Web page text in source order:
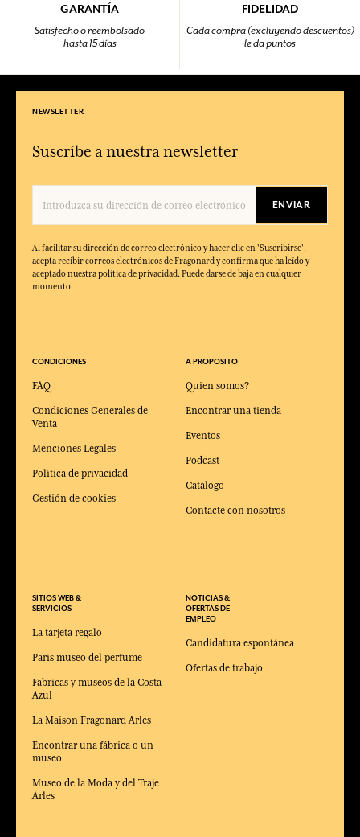
GARANTÍA
Satisfecho o reembolsado
hasta 15 días
FIDELIDAD
Cada compra (excluyendo descuentos)
le da puntos
NEWSLETTER
Suscríbe a nuestra newsletter
ENVIAR
Al facilitar su dirección de correo electrónico y hacer clic en 'Suscribirse',
acepta recibir correos electrónicos de Fragonard y confirma que ha leído y
aceptado nuestra política de privacidad. Puede darse de baja en cualquier
momento.
CONDICIONES
FAQ
Condiciones Generales de
Venta
Menciones Legales
Política de privacidad
Gestión de cookies
SITIOS WEB &
SERVICIOS
La tarjeta regalo
Paris museo del perfume
Fabricas y museos de la Costa
Azul
La Maison Fragonard Arles
Encontrar una fábrica o un
museo
Museo de la Moda y del Traje
Arles
A PROPOSITO
Quien somos?
Encontrar una tienda
Eventos
Podcast
Catálogo
Contacte con nosotros
NOTICIAS &
OFERTAS DE
EMPLEO
Candidatura espontánea
Ofertas de trabajo